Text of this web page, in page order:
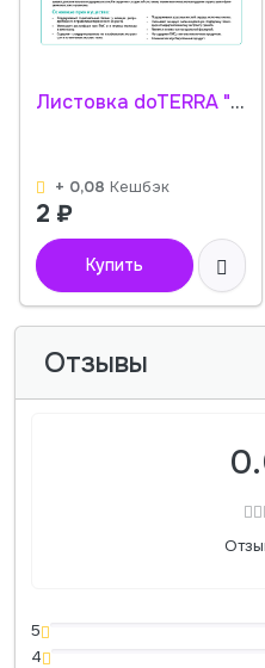
Листовка doTERRA "Фитоэстроген. БАД" 35260001
+ 0,08 Кешбэк
2 ₽
Купить
Отзывы
5
4